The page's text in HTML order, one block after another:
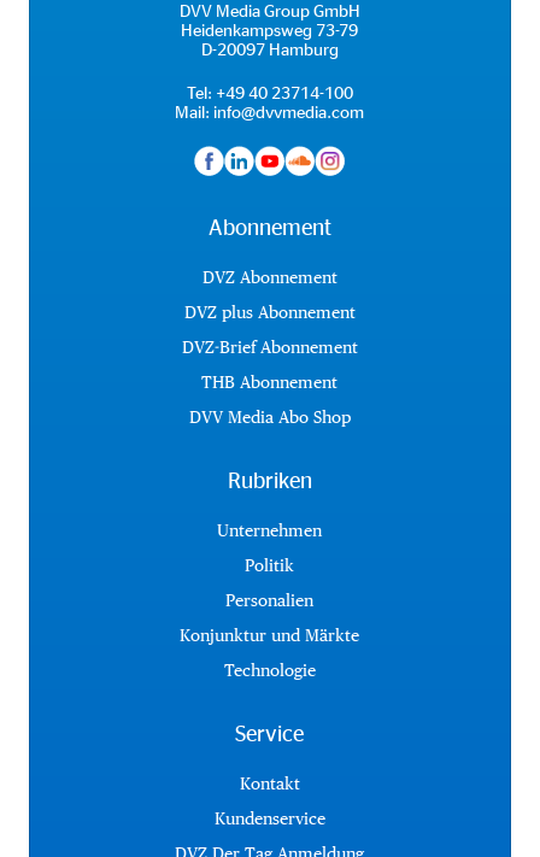
DVV Media Group GmbH
Heidenkampsweg 73-79
D-20097 Hamburg
Tel: +49 40 23714-100
Mail: info@dvvmedia.com
Abonnement
DVZ Abonnement
DVZ plus Abonnement
DVZ-Brief Abonnement
THB Abonnement
DVV Media Abo Shop
Rubriken
Unternehmen
Politik
Personalien
Konjunktur und Märkte
Technologie
Service
Kontakt
Kundenservice